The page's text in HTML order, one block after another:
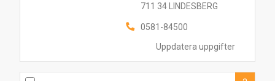
Uppdatera uppgifter
711 34 LINDESBERG
0581-84500